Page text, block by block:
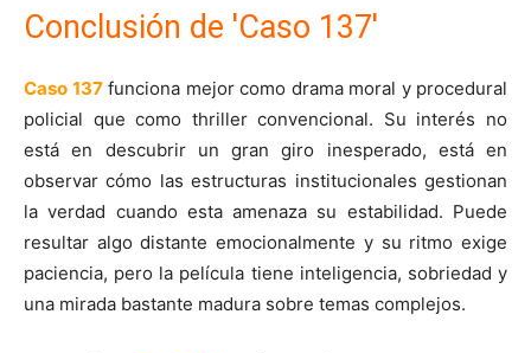
Conclusión de 'Caso 137'
Caso 137funciona mejor como drama moral y procedural
policial que como thriller convencional. Su interés no
está en descubrir un gran giro inesperado, está en
observar cómo las estructuras institucionales gestionan
la verdad cuando esta amenaza su estabilidad. Puede
resultar algo distante emocionalmente y su ritmo exige
paciencia, pero la película tiene inteligencia, sobriedad y
una mirada bastante madura sobre temas complejos.